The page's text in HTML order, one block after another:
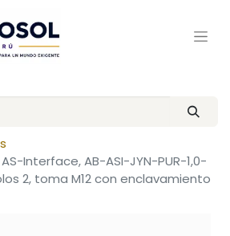
Interface, AB-ASI-JYN-PUR-1,0-
2, toma M12 con enclavamiento